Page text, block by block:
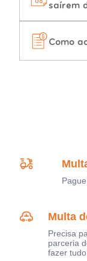
saírem
Como
Multa
Precisa
parceria
fazer